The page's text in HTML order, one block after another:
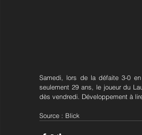
Samedi, lors de la défaite 3-0
seulement 29 ans, le joueur du
dès vendredi. Développement à
Source : Blick